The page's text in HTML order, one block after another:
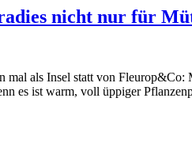
nicht nur für
mal als Insel statt von
es ist warm, voll üppiger